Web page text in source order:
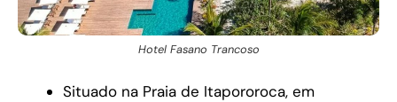
Hotel Fasano Trancoso
Situado na Praia de Itapororoca, em